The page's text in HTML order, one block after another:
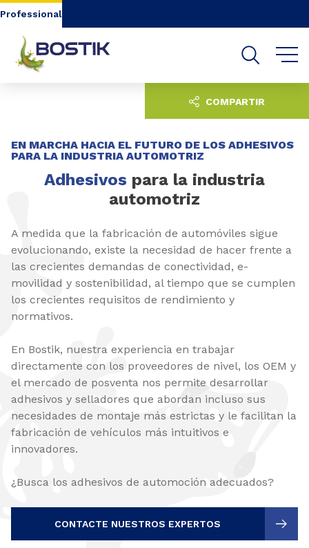
Go to content
Professional
EN MARCHA HACIA EL FUTURO DE LOS ADHESIVOS
PARA LA INDUSTRIA AUTOMOTRIZ
Adhesivos para la industria
automotriz
A medida que la fabricación de automóviles sigue
evolucionando, existe la necesidad de hacer frente a
las crecientes demandas de conectividad, e-
movilidad y sostenibilidad, al tiempo que se cumplen
los crecientes requisitos de rendimiento y
normativos.
En Bostik, nuestra experiencia en trabajar
directamente con los proveedores de nivel, los OEM y
el mercado de posventa nos permite desarrollar
adhesivos y selladores que abordan incluso sus
necesidades de montaje más estrictas y le facilitan la
fabricación de vehículos más intuitivos e
innovadores.
¿Busca los adhesivos de automoción adecuados?
CONTACTE NUESTROS EXPERTOS
COMPARTIR